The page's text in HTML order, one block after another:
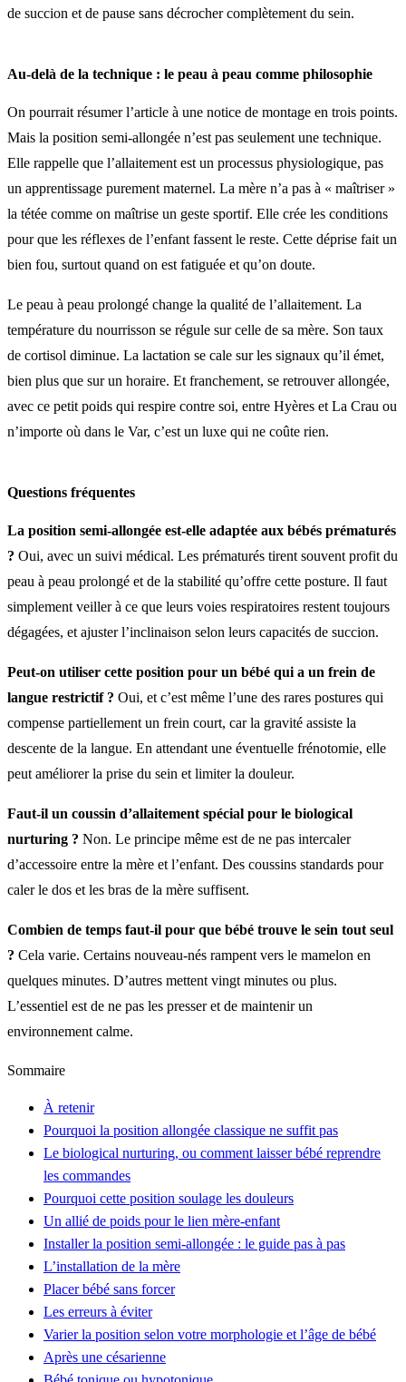
de succion et de pause sans décrocher complètement du sein.
Au-delà de la technique : le peau à peau comme philosophie
On pourrait résumer l’article à une notice de montage en trois points.
Mais la position semi-allongée n’est pas seulement une technique.
Elle rappelle que l’allaitement est un processus physiologique, pas
un apprentissage purement maternel. La mère n’a pas à « maîtriser »
la tétée comme on maîtrise un geste sportif. Elle crée les conditions
pour que les réflexes de l’enfant fassent le reste. Cette déprise fait un
bien fou, surtout quand on est fatiguée et qu’on doute.
Le peau à peau prolongé change la qualité de l’allaitement. La
température du nourrisson se régule sur celle de sa mère. Son taux
de cortisol diminue. La lactation se cale sur les signaux qu’il émet,
bien plus que sur un horaire. Et franchement, se retrouver allongée,
avec ce petit poids qui respire contre soi, entre Hyères et La Crau ou
n’importe où dans le Var, c’est un luxe qui ne coûte rien.
Questions fréquentes
La position semi-allongée est-elle adaptée aux bébés prématurés
? Oui, avec un suivi médical. Les prématurés tirent souvent profit du
peau à peau prolongé et de la stabilité qu’offre cette posture. Il faut
simplement veiller à ce que leurs voies respiratoires restent toujours
dégagées, et ajuster l’inclinaison selon leurs capacités de succion.
Peut-on utiliser cette position pour un bébé qui a un frein de
langue restrictif ? Oui, et c’est même l’une des rares postures qui
compense partiellement un frein court, car la gravité assiste la
descente de la langue. En attendant une éventuelle frénotomie, elle
peut améliorer la prise du sein et limiter la douleur.
Faut-il un coussin d’allaitement spécial pour le biological
nurturing ? Non. Le principe même est de ne pas intercaler
d’accessoire entre la mère et l’enfant. Des coussins standards pour
caler le dos et les bras de la mère suffisent.
Combien de temps faut-il pour que bébé trouve le sein tout seul
? Cela varie. Certains nouveau-nés rampent vers le mamelon en
quelques minutes. D’autres mettent vingt minutes ou plus.
L’essentiel est de ne pas les presser et de maintenir un
environnement calme.
Sommaire
À retenir
Pourquoi la position allongée classique ne suffit pas
Le biological nurturing, ou comment laisser bébé reprendre
les commandes
Pourquoi cette position soulage les douleurs
Un allié de poids pour le lien mère-enfant
Installer la position semi-allongée : le guide pas à pas
L’installation de la mère
Placer bébé sans forcer
Les erreurs à éviter
Varier la position selon votre morphologie et l’âge de bébé
Après une césarienne